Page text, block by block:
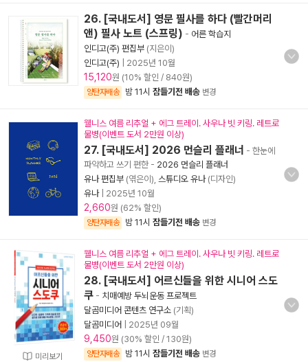
26. [국내도서] 영문 필사를 하다 (빨간머리
앤) 필사 노트 (스프링) - 어른 학습지
인디고(주) 편집부 (지은이)
인디고(주)
2025년 10월
15,120원 (10% 할인 / 840원)
양탄자배송 밤 11시 잠들기전 배송 변경
웰니스 여름 리추얼 + 에그 트레이. 사우나 빗 키링. 레트로
물병(이벤트 도서 2만원 이상)
27. [국내도서] 2026 먼슬리 플래너 - 한눈에
파악하고 쓰기 편한- 2026 먼슬리 플래너
유나 편집부 (엮은이), 스튜디오 유나(디자인)
유나| 2025년 10월
2,660원 (62% 할인)
양탄자배송 밤 11시 잠들기전 배송 변경
미리보기
웰니스 여름 리추얼 + 에그 트레이. 사우나 빗 키링. 레트로
물병(이벤트 도서 2만원 이상)
28. [국내도서] 어르신들을 위한 시니어 스도
쿠 - 치매예방 두뇌운동 프로젝트
달곰미디어 콘텐츠 연구소 (기획)
달곰미디어
2025년 09월
9,450원 (30% 할인 / 130원)
양탄자배송 밤 11시 잠들기전 배송 변경